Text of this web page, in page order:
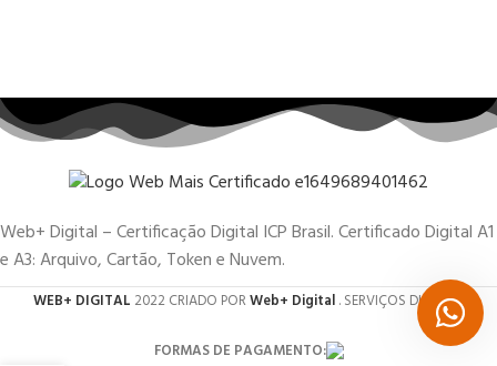
Web+ Digital – Certificação Digital ICP Brasil. Certificado Digital A1
e A3: Arquivo, Cartão, Token e Nuvem.
WEB+ DIGITAL 2022 CRIADO PORWeb+ Digital. SERVIÇOS DIGITAIS.
FORMAS DE PAGAMENTO: